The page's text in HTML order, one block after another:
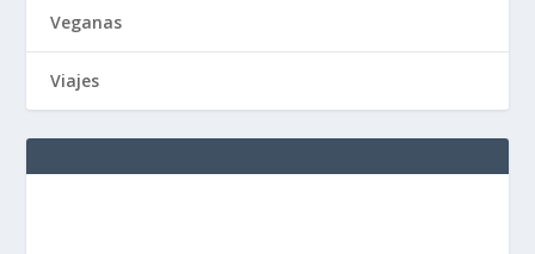
Veganas
Viajes